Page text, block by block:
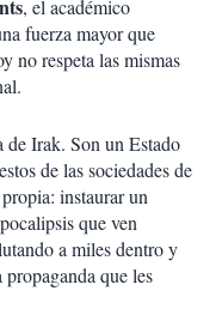
, el académico
fuerza mayor que
no respeta las mismas
de Irak. Son un Estado
de las sociedades de
instaurar un
que ven
a miles dentro y
que les